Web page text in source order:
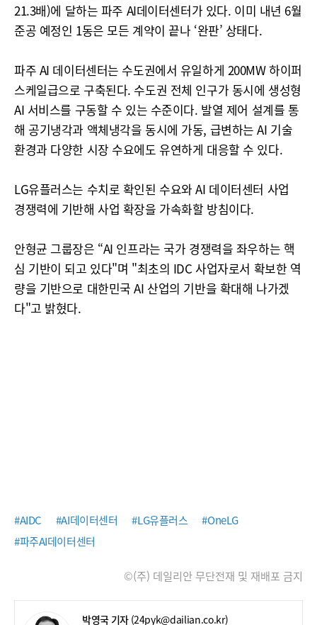
21.3배)에 달하는 파주 AI데이터센터가 있다. 이미 내년 6월
준공 예정인 1동은 모든 계약이 끝나 ‘완판’ 상태다.
파주 AI 데이터센터는 수도권에서 유일하게 200MW 하이퍼
스케일급으로 구축된다. 수도권 전체 인구가 동시에 생성형
AI 서비스를 구동할 수 있는 수준이다. 발열 제어 설계를 통
해 공기냉각과 액체냉각을 동시에 가동, 급변하는 AI 기술
환경과 다양한 시장 수요에도 유연하게 대응할 수 있다.
LG유플러스는 수치로 확인된 수요와 AI 데이터센터 사업
경쟁력에 기반해 사업 확장을 가속화할 방침이다.
안형균 그룹장은 “AI 인프라는 국가 경쟁력을 좌우하는 핵
심 기반이 되고 있다"며 "최초의 IDC 사업자로서 확보한 역
량을 기반으로 대한민국 AI 산업의 기반을 확대해 나가겠
다"고 밝혔다.
#AIDC #AI데이터센터 #LG유플러스
#OneLG
#파주AI데이터센터
©(주) 데일리안 무단전재 및 재배포 금지
박영국 기자 (24pyk@dailian.co.kr)